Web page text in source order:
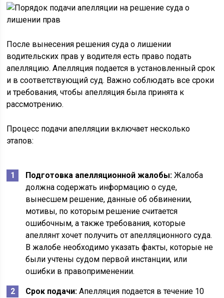
После вынесения решения суда о лишении
водительских прав у водителя есть право подать
апелляцию. Апелляция подается в установленный срок
и в соответствующий суд. Важно соблюдать все сроки
и требования, чтобы апелляция была принята к
рассмотрению.
Процесс подачи апелляции включает несколько
этапов:
Подготовка апелляционной жалобы: Жалоба
должна содержать информацию о суде,
вынесшем решение, данные об обвинении,
мотивы, по которым решение считается
ошибочным, а также требования, которые
апеллянт хочет получить от апелляционного суда.
В жалобе необходимо указать факты, которые не
были учтены судом первой инстанции, или
ошибки в правоприменении.
Срок подачи: Апелляция подается в течение 10